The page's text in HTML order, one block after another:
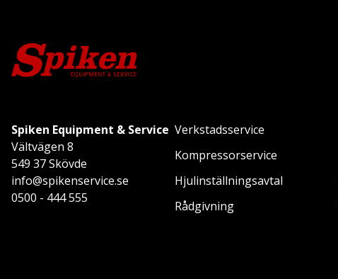
Spiken Equipment & Service
Vältvägen 8
549 37 Skövde
info@spikenservice.se
0500 - 444 555
Verkstadsservice
Kompressorservice
Hjulinställningsavtal
Rådgivning